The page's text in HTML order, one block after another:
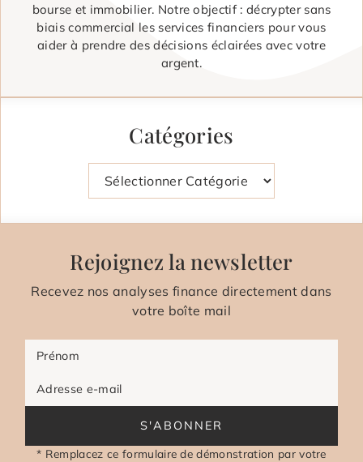
bourse et immobilier. Notre objectif : décrypter sans
biais commercial les services financiers pour vous
aider à prendre des décisions éclairées avec votre
argent.
Catégories
Rejoignez la newsletter
Recevez nos analyses finance directement dans
votre boîte mail
Prénom
Adresse e-mail
S'ABONNER
* Remplacez ce formulaire de démonstration par votre